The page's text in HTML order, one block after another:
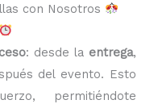
con Nosotros
: desde la entrega,
del evento. Esto
permitiéndote